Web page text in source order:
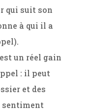
qui suit son
à qui il a
un réel gain
: il peut
et des
sentiment